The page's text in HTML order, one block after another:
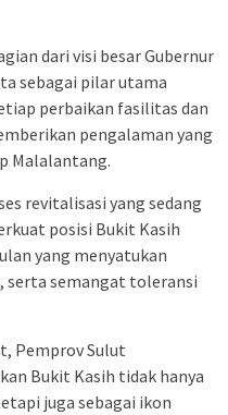
dari visi besar Gubernur
sebagai pilar utama
perbaikan fasilitas dan
pengalaman yang
Malalantang.
revitalisasi yang sedang
posisi Bukit Kasih
yang menyatukan
serta semangat toleransi
Pemprov Sulut
Bukit Kasih tidak hanya
juga sebagai ikon